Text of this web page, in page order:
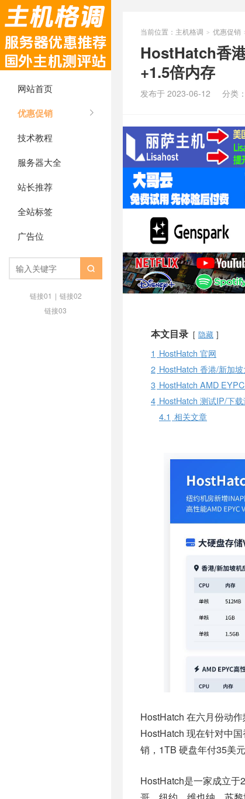
网站首页
优惠促销
技术教程
服务器大全
站长推荐
全站标签
广告位

链接01 | 链接02
链接03
当前位置： 主机格调 > 优惠促销
HostHatch香
+1.5倍内存
发布于 2023-06-12 分类：
本文目录 隐藏
1 HostHatch 官网
2 HostHatch 香港/新加
3 HostHatch AMD
4 HostHatch 测试IP/下载
4.1 相关文章
HostHatch 在六月份动
HostHatch 现在针对中
销，1TB 硬盘年付35美
HostHatch是一家成立